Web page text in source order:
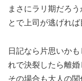
まさにラリ期だろ
とで上司が逃げれば
日記なら片思いか
れで決裂したら離婚
その場合も大人の